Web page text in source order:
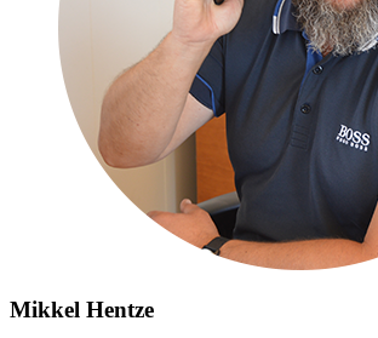
Mikkel Hentze